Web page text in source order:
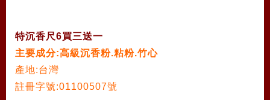
特沉香尺6買三送一
主要成分:高級沉香粉.粘粉.竹心
產地:台灣
註冊字號:01100507號